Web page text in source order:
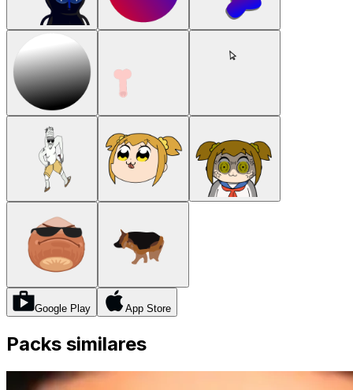
Google Play App Store
Packs similares